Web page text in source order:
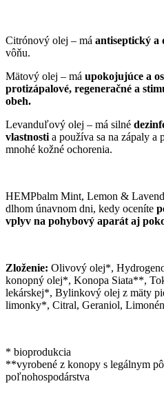
Citrónový olej – má antiseptický a
vôňu.
Mätový olej – má upokojujúce a
protizápalové, regeneračné a
obeh.
Levanduľový olej – má silné
vlastnosti a používa sa na zápaly a
mnohé kožné ochorenia.
HEMPbalm Mint, Lemon &
dlhom únavnom dni, kedy oceníte
vplyv na pohybový aparát aj
Zloženie: Olivový olej*,
konopný olej*, Konopa Siata**,
lekárskej*, Bylinkový olej z mäty
limonky*, Citral, Geraniol,
* bioprodukcia
**vyrobené z konopy s legálnym
poľnohospodárstva